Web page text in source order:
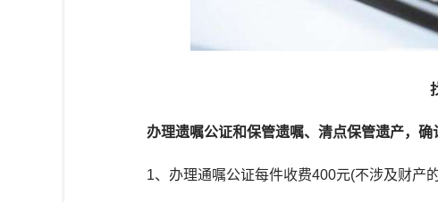
办理遗嘱公证和保管遗嘱、清点保管遗产，
1、办理通嘱公证每件收费400元(不涉及财产的